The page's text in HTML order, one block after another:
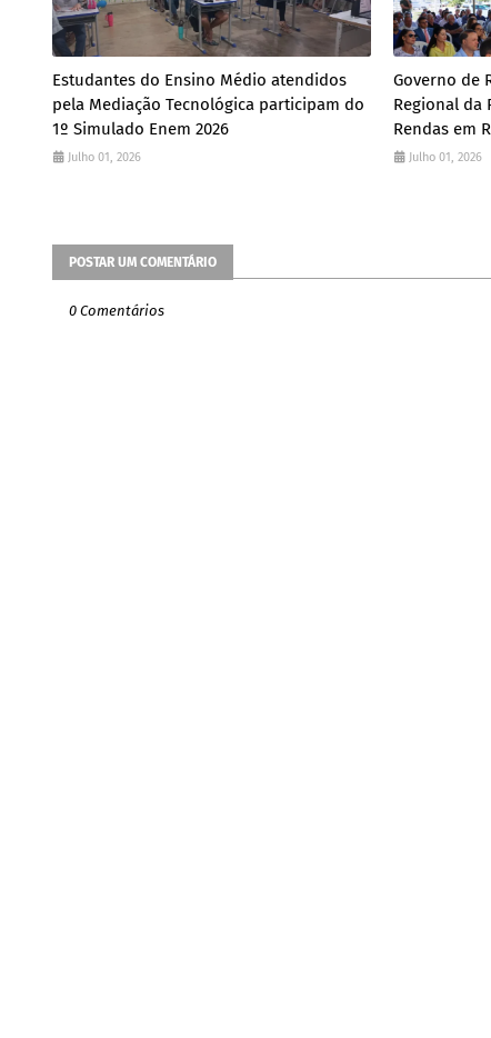
Estudantes do Ensino Médio atendidos
pela Mediação Tecnológica participam do
1º Simulado Enem 2026
Julho 01, 2026
Governo de
Regional da
Rendas em
Julho 01, 2026
POSTAR UM COMENTÁRIO
0 Comentários